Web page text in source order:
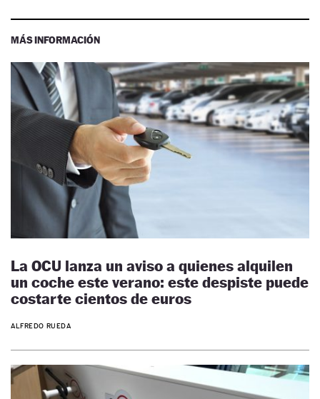
MÁS INFORMACIÓN
La OCU lanza un aviso a quienes alquilen
un coche este verano: este despiste puede
costarte cientos de euros
ALFREDO RUEDA